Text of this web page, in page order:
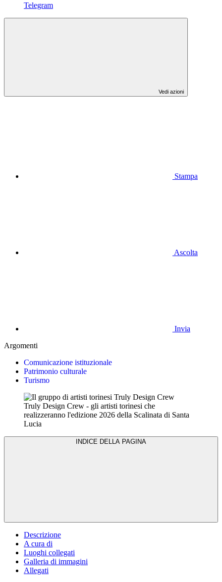
Telegram
Vedi azioni
Stampa
Ascolta
Invia
Argomenti
Comunicazione istituzionale
Patrimonio culturale
Turismo
Truly Design Crew - gli artisti torinesi che
realizzeranno l'edizione 2026 della Scalinata di Santa
Lucia
Descrizione
A cura di
Luoghi collegati
Galleria di immagini
Allegati